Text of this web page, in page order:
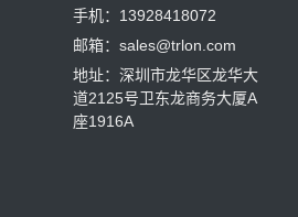
手机：13928418072
邮箱：sales@trlon.com
地址：深圳市龙华区龙华大
道2125号卫东龙商务大厦A
座1916A